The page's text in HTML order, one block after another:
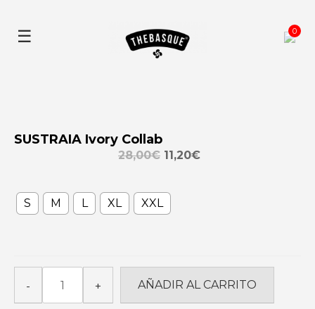
content
☰ 0
SUSTRAIA Ivory Collab
28,00€ 11,20€
S M L XL XXL
-
Ivory
+ AÑADIR AL CARRITO